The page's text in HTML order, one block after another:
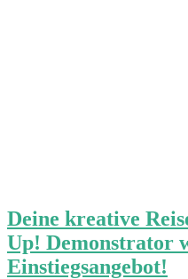
Deine kreative
Up! Demonstrator
Einstiegsangebot!